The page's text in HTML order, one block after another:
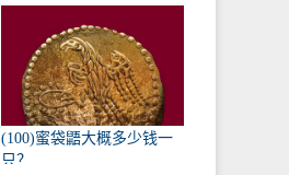
(100)蜜袋鼯大概多少钱一
只？